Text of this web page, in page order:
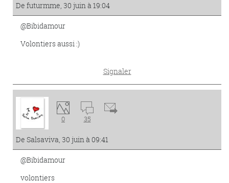
De futurmme, 30 juin à 19:04
@Bibidamour
Volontiers aussi :)
Signaler
0 35
De Salsaviva, 30 juin à 09:41
@Bibidamour
volontiers